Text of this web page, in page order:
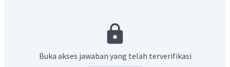
Buka akses jawaban yang telah terverifikasi